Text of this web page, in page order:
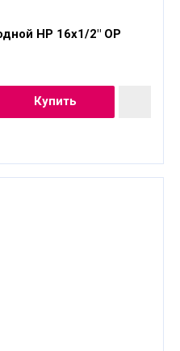
НР 16x1/2" OP